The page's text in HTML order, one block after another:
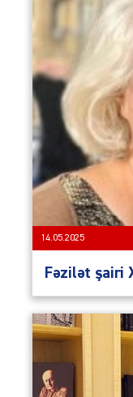
14.05.2025
Fəzilət şairi